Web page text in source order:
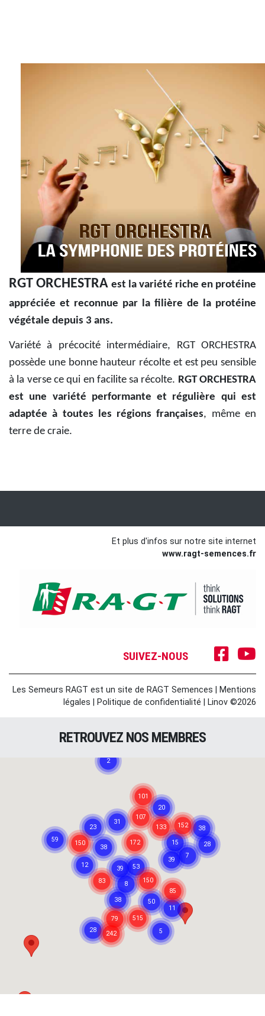
RGT ORCHESTRA est la variété riche en protéine
appréciée et reconnue par la filière de la protéine
végétale depuis 3 ans.
Variété à précocité intermédiaire, RGT ORCHESTRA
possède une bonne hauteur récolte et est peu sensible
à la verse ce qui en facilite sa récolte. RGT ORCHESTRA
est une variété performante et régulière qui est
adaptée à toutes les régions françaises, même en
terre de craie.
Et plus d'infos sur notre site internet
www.ragt-semences.fr
SUIVEZ-NOUS
Les Semeurs RAGT est un site de RAGT Semences
Mentions
légales
Politique de confidentialité Linov ©2026
RETROUVEZ NOS MEMBRES